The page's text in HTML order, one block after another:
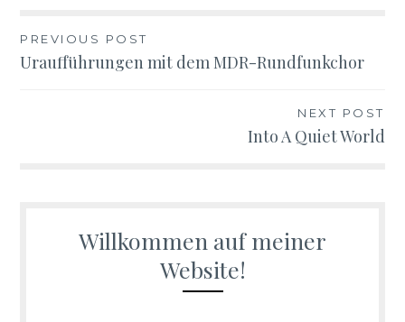
Beitragsnavigation
PREVIOUS POST
Uraufführungen mit dem MDR-Rundfunkchor
NEXT POST
Into A Quiet World
Willkommen auf meiner
Website!